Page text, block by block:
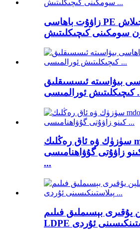
زاۋۇت باھاسى PE ئوراپ قاچىلاش
بىۋاسىتە ئىسسىقلىق
...
سۈزۈك ۋە ئاق رەڭلىك mdo
زاۋۇتى گۇۋاھنامىسى
...
يۇقىرى بېسىملىق فىلىم